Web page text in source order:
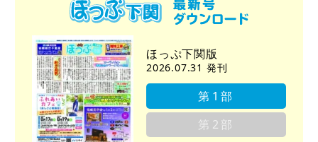
ほっぷ下関版
2026.07.31 発刊
第1部
第2部